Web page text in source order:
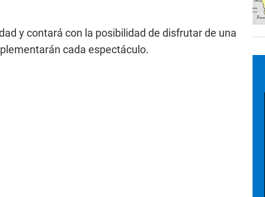
y contará con la posibilidad de disfrutar de una
cada espectáculo.